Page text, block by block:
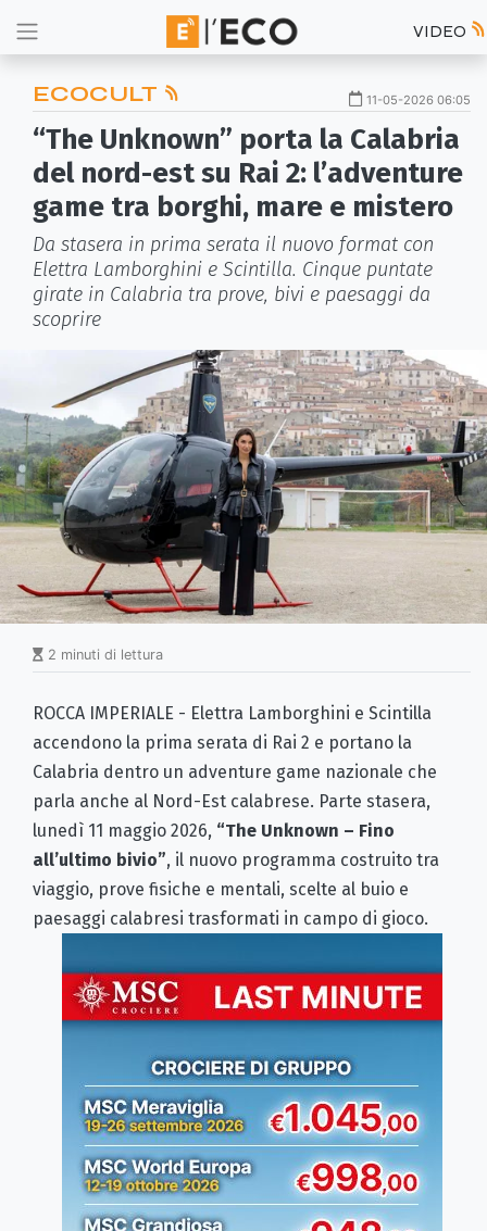
VIDEO
ECOCULT 11-05-2026 06:05
“The Unknown” porta la Calabria
del nord-est su Rai 2: l’adventure
game tra borghi, mare e mistero
Da stasera in prima serata il nuovo format con
Elettra Lamborghini e Scintilla. Cinque puntate
girate in Calabria tra prove, bivi e paesaggi da
scoprire
2 minuti di lettura
ROCCA IMPERIALE - Elettra Lamborghini e Scintilla
accendono la prima serata di Rai 2 e portano la
Calabria dentro un adventure game nazionale che
parla anche al Nord-Est calabrese. Parte stasera,
lunedì 11 maggio 2026, “The Unknown – Fino
all’ultimo bivio”, il nuovo programma costruito tra
viaggio, prove fisiche e mentali, scelte al buio e
paesaggi calabresi trasformati in campo di gioco.